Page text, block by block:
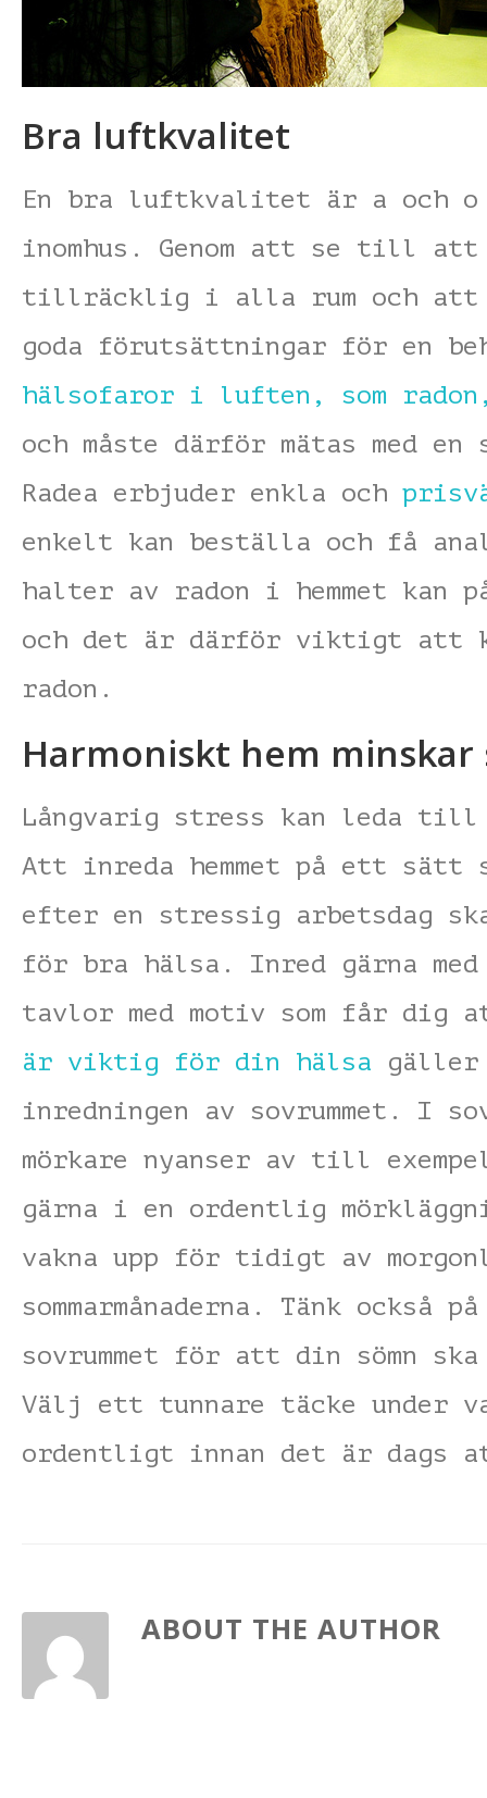
Bra luftkvalitet
En bra luftkvalitet är a och
inomhus. Genom att se till
tillräcklig i alla rum och att
goda förutsättningar för en
hälsofaror i luften, som
och måste därför mätas med en
Radea erbjuder enkla och
enkelt kan beställa och få
halter av radon i hemmet
och det är därför viktigt att
radon.
Harmoniskt hem minskar
Långvarig stress kan leda
Att inreda hemmet på ett sätt
efter en stressig arbetsdag
för bra hälsa. Inred gärna
tavlor med motiv som får dig
är viktig för din hälsa gäller
inredningen av sovrummet. I
mörkare nyanser av till
gärna i en ordentlig
vakna upp för tidigt av
sommarmånaderna. Tänk
sovrummet för att din sömn
Välj ett tunnare täcke under
ordentligt innan det är dags
ABOUT THE AUTHOR